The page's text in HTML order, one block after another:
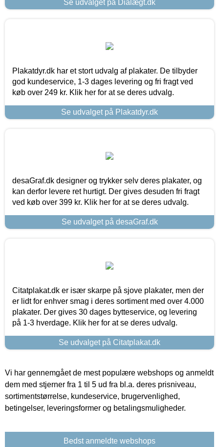
Se udvalget på Dialægt.dk
Plakatdyr.dk har et stort udvalg af plakater. De tilbyder
god kundeservice, 1-3 dages levering og fri fragt ved
køb over 249 kr. Klik her for at se deres udvalg.
Se udvalget på Plakatdyr.dk
desaGraf.dk designer og trykker selv deres plakater, og
kan derfor levere ret hurtigt. Der gives desuden fri fragt
ved køb over 399 kr. Klik her for at se deres udvalg.
Se udvalget på desaGraf.dk
Citatplakat.dk er især skarpe på sjove plakater, men der
er lidt for enhver smag i deres sortiment med over 4.000
plakater. Der gives 30 dages bytteservice, og levering
på 1-3 hverdage. Klik her for at se deres udvalg.
Se udvalget på Citatplakat.dk
Vi har gennemgået de mest populære webshops og anmeldt
dem med stjerner fra 1 til 5 ud fra bl.a. deres prisniveau,
sortimentstørrelse, kundeservice, brugervenlighed,
betingelser, leveringsformer og betalingsmuligheder.
Bedst anmeldte webshops